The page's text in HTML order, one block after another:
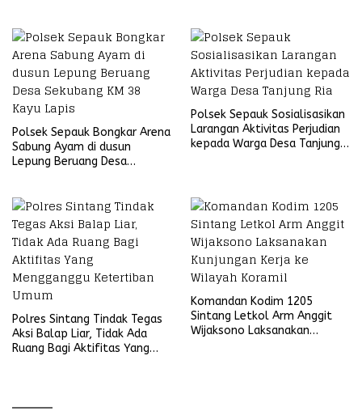
Polsek Sepauk Bongkar Arena
Sabung Ayam di dusun
Lepung Beruang Desa
Polsek Sepauk Sosialisasikan
Larangan Aktivitas Perjudian
kepada Warga Desa Tanjung
Polres Sintang Tindak Tegas
Aksi Balap Liar, Tidak Ada
Ruang Bagi Aktifitas Yang
Komandan Kodim 1205
Sintang Letkol Arm Anggit
Wijaksono Laksanakan